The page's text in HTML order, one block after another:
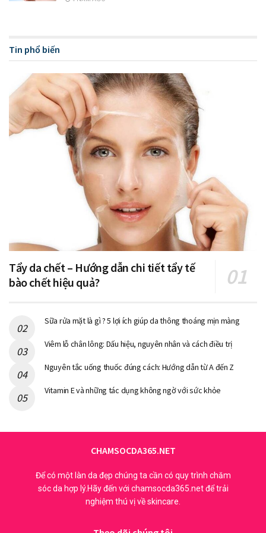
Đối với tinh
sậm hơn củ vàng và hàm lượng Curcumin cao hơn nghệ vàng
lên đến 4 lần. Đối với tinh bột của nghệ đỏ có tác dụng
kháng viêm, mờ thâm, dưỡng trắng da, hỗ trợ trị mụn cũng
như tẩy tế bào chết rất tốt, được sử dụng nhiều trong công
nghiệp mỹ phẩm hiện nay.
Tinh bột nghệ đen chữa bệnh hiệu quả
Tiếp đến là loại tinh bột chế biến từ nghệ đen có công dụng
chữa bệnh rất tốt. Các loại bệnh chủ yếu như đau bụng kinh,
điều hòa kinh nguyệt, đau bụng bị lạnh, nôn mửa, đầy bụng,
cải thiện vết bầm trên da. Đặc điểm của loại nghệ đen này
có màu tím khá đậm ở hai bên cùng màu trắng nhạt phía giữ,
có lượng tinh dầu ở mức cao nhất nên xay ra sẽ kết dính khá
chặt.
Bột nghệ có nhiều loại – mỗi loại có công dụng nhất định
Điểm tên các công dụng mà bột
nghệ mang lại
mang lại nhiều công dụng tuyệt vời trong cuộc
Tin phổ biến
Tẩy da chết – Hướng dẫn chi tiết tẩy tế
bào chết hiệu quả?
Sữa rửa mặt là gì ? 5 lợi ích giúp da thông thoáng mịn màng
Viêm lỗ chân lông: Dấu hiệu, nguyên nhân và cách điều trị
Nguyên tắc uống thuốc đúng cách: Hướng dẫn từ A đến Z
Vitamin E và những tác dụng không ngờ với sức khỏe
CHAMSOCDA365.NET
Để có một làn da đẹp chúng ta cần có quy trình chăm
sóc da hợp lý.Hãy đến với chamsocda365.net để trải
nghiệm thú vị về skincare.